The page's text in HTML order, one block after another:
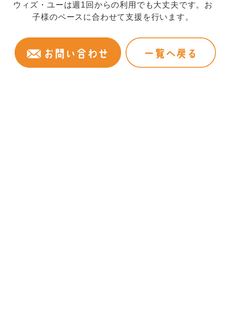
ウィズ・ユーは週1回からの利用でも大丈夫です。お
子様のペースに合わせて支援を行います。